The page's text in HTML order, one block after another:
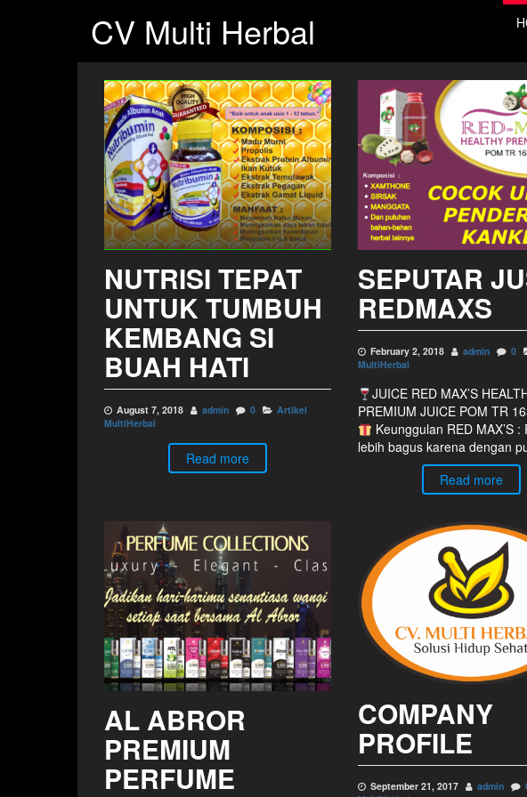
CV Multi Herbal
NUTRISI TEPAT
UNTUK TUMBUH
KEMBANG SI
BUAH HATI
August 7, 2018 admin 0
Artikel
MultiHerbal
Read more
SEPUTAR
REDMAXS
February 2, 2018 admin 0
MultiHerbal
JUICE RED MAX’S
PREMIUM JUICE POM TR
Keunggulan RED MAX’S :
lebih bagus karena dengan
Read more
AL ABROR
PREMIUM
PERFUME
COMPANY
PROFILE
September 21, 2017 admin